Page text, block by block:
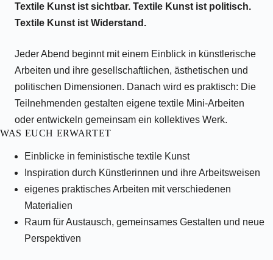
Textile Kunst ist sichtbar. Textile Kunst ist politisch.
Textile Kunst ist Widerstand.
Jeder Abend beginnt mit einem Einblick in künstlerische
Arbeiten und ihre gesellschaftlichen, ästhetischen und
politischen Dimensionen. Danach wird es praktisch: Die
Teilnehmenden gestalten eigene textile Mini-Arbeiten
oder entwickeln gemeinsam ein kollektives Werk.
WAS EUCH ERWARTET
Einblicke in feministische textile Kunst
Inspiration durch Künstlerinnen und ihre Arbeitsweisen
eigenes praktisches Arbeiten mit verschiedenen
Materialien
Raum für Austausch, gemeinsames Gestalten und neue
Perspektiven